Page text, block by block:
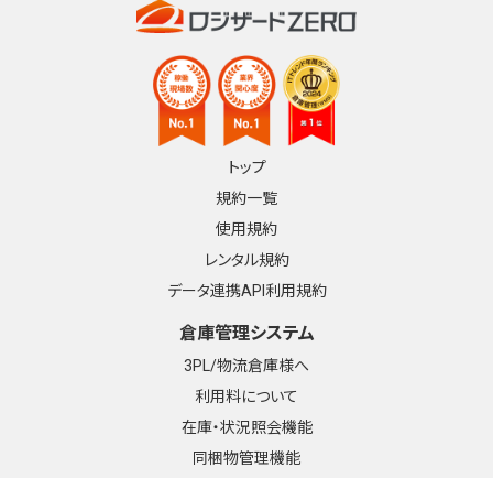
トップ
規約一覧
使用規約
レンタル規約
データ連携API利用規約
倉庫管理システム
3PL/物流倉庫様へ
利用料について
在庫・状況照会機能
同梱物管理機能